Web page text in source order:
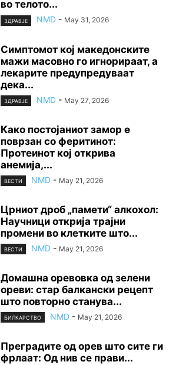
во телото...
ЗДРАВЈЕ NMD - May 31, 2026
Симптомот кој македонските
мажи масовно го игнорираат, а
лекарите предупредуваат
дека...
ЗДРАВЈЕ NMD - May 27, 2026
Како постојаниот замор е
поврзан со феритинот:
Протеинот кој открива
анемија,...
ВЕСТИ NMD - May 21, 2026
Црниот дроб „памети“ алкохол:
Научници открија трајни
промени во клетките што...
ВЕСТИ NMD - May 21, 2026
Домашна оревовка од зелени
ореви: стар балкански рецепт
што повторно станува...
БИЛКАРСТВО NMD - May 21, 2026
Преградите од орев што сите ги
фрлаат: Од нив се прави...